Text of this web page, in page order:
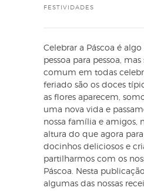
FESTIVIDADES
Celebrar a Páscoa é
pessoa para pessoa,
comum em todas
feriado são os doces
as flores aparecem,
uma nova vida e
nossa família e amigos,
altura do que agora
docinhos deliciosos e
partilharmos com os
Páscoa. Nesta
algumas das nossas